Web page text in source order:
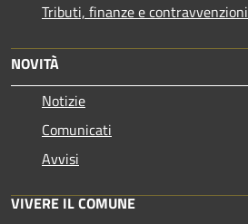
Tributi, finanze e contravvenzioni
NOVITÀ
Notizie
Comunicati
Avvisi
VIVERE IL COMUNE